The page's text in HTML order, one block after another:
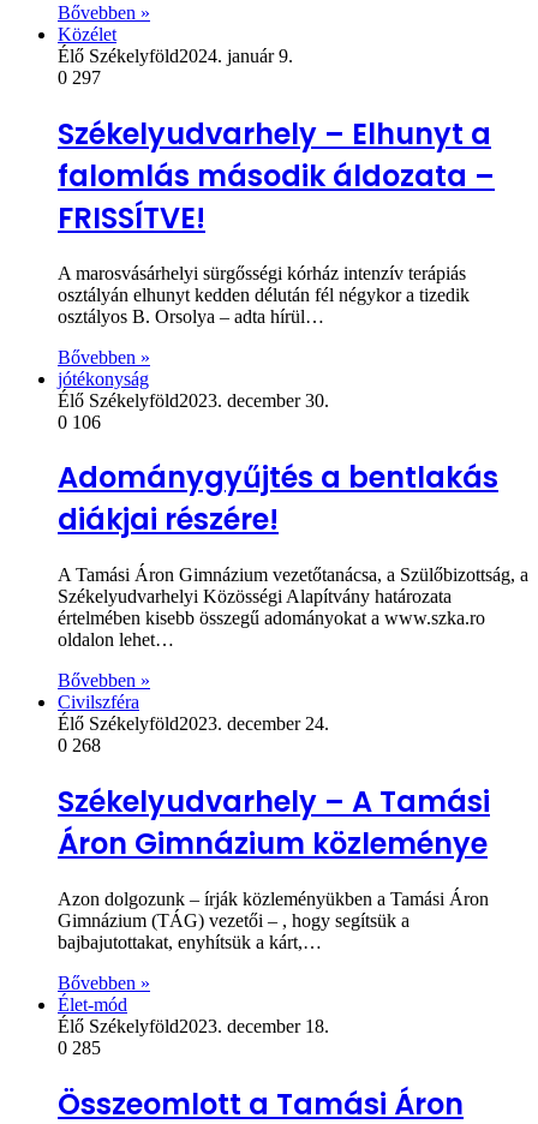
Bővebben »
Közélet
Élő Székelyföld2024. január 9.
0 297
Székelyudvarhely – Elhunyt a
falomlás második áldozata –
FRISSÍTVE!
A marosvásárhelyi sürgősségi kórház intenzív terápiás
osztályán elhunyt kedden délután fél négykor a tizedik
osztályos B. Orsolya – adta hírül…
Bővebben »
jótékonyság
Élő Székelyföld2023. december 30.
0 106
Adománygyűjtés a bentlakás
diákjai részére!
A Tamási Áron Gimnázium vezetőtanácsa, a Szülőbizottság, a
Székelyudvarhelyi Közösségi Alapítvány határozata
értelmében kisebb összegű adományokat a www.szka.ro
oldalon lehet…
Bővebben »
Civilszféra
Élő Székelyföld2023. december 24.
0 268
Székelyudvarhely – A Tamási
Áron Gimnázium közleménye
Azon dolgozunk – írják közleményükben a Tamási Áron
Gimnázium (TÁG) vezetői – , hogy segítsük a
bajbajutottakat, enyhítsük a kárt,…
Bővebben »
Élet-mód
Élő Székelyföld2023. december 18.
0 285
Összeomlott a Tamási Áron